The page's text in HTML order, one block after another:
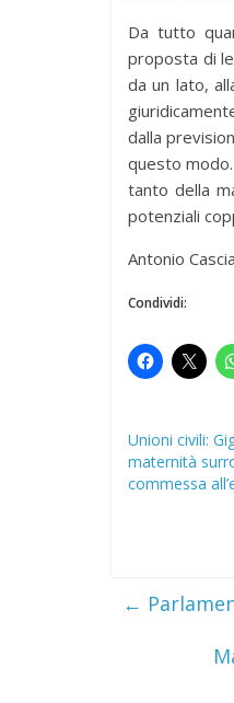
Da tutto
proposta di
da un lato,
dalla
questo
tanto della
potenziali
Antonio
Condividi:
Unioni civili:
maternità
commessa
←